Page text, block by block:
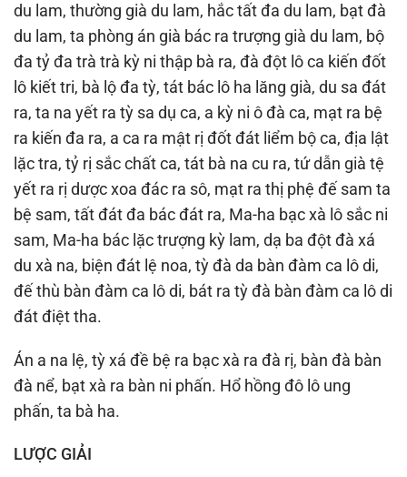
du lam, thường già du lam, hắc tất đa du lam, bạt đà
du lam, ta phòng án già bác ra trượng già du lam, bộ
đa tỷ đa trà trà kỳ ni thập bà ra, đà đột lô ca kiến đốt
lô kiết tri, bà lộ đa tỳ, tát bác lô ha lăng già, du sa đát
ra, ta na yết ra tỳ sa dụ ca, a kỳ ni ô đà ca, mạt ra bệ
ra kiến đa ra, a ca ra mật rị đốt đát liểm bộ ca, địa lật
lặc tra, tỷ rị sắc chất ca, tát bà na cu ra, tứ dẫn già tệ
yết ra rị dược xoa đác ra sô, mạt ra thị phệ đế sam ta
bệ sam, tất đát đa bác đát ra, Ma-ha bạc xà lô sắc ni
sam, Ma-ha bác lặc trượng kỳ lam, dạ ba đột đà xá
du xà na, biện đát lệ noa, tỳ đà da bàn đàm ca lô di,
đế thù bàn đàm ca lô di, bát ra tỳ đà bàn đàm ca lô di
đát điệt tha.
Án a na lệ, tỳ xá đề bệ ra bạc xà ra đà rị, bàn đà bàn
đà nể, bạt xà ra bàn ni phấn. Hổ hồng đô lô ung
phấn, ta bà ha.
LƯỢC GIẢI